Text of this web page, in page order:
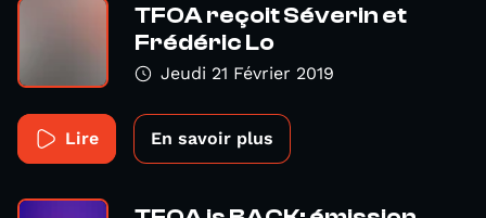
TFOA reçoit Séverin et
Frédéric Lo
Jeudi 21 Février 2019
Lire En savoir plus